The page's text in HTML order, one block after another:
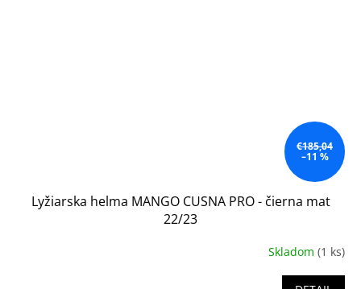
€185,04
–11 %
Lyžiarska helma MANGO CUSNA PRO - čierna mat
22/23
Skladom (1 ks)